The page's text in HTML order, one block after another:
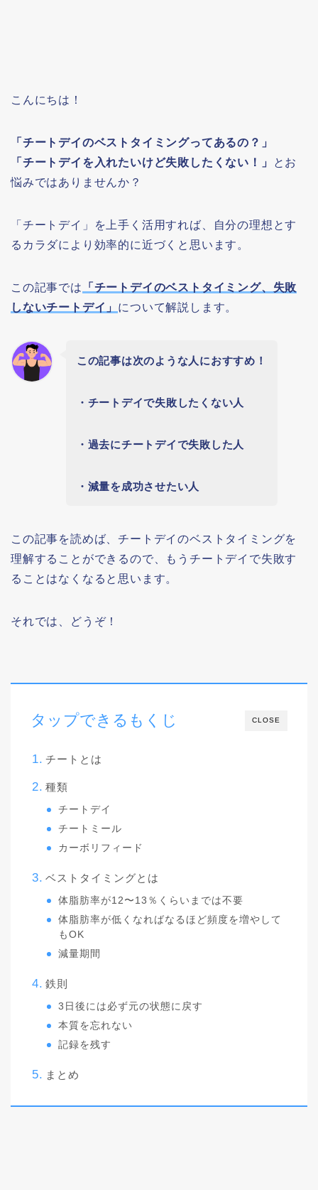
こんにちは！
「チートデイのベストタイミングってあるの？」
「チートデイを入れたいけど失敗したくない！」
とお
悩みではありませんか？
「チートデイ」を上手く活用すれば、自分の理想とす
るカラダにより効率的に近づくと思います。
この記事では
「チートデイのベストタイミング、失敗
しないチートデイ」 について解説します。
この記事は次のような人におすすめ！
・チートデイで失敗したくない人
・過去にチートデイで失敗した人
・減量を成功させたい人
この記事を読めば、チートデイのベストタイミングを
理解することができるので、もうチートデイで失敗す
ることはなくなると思います。
それでは、どうぞ！
CLOSE
タップできるもくじ
チートとは
種類
チートデイ
チートミール
カーボリフィード
ベストタイミングとは
体脂肪率が12〜13％くらいまでは不要
体脂肪率が低くなればなるほど頻度を増やして
もOK
減量期間
鉄則
3日後には必ず元の状態に戻す
本質を忘れない
記録を残す
まとめ